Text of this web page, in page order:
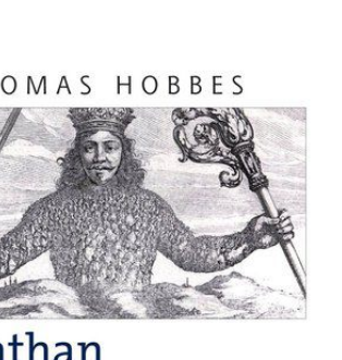
oder Wesen, Form und
kirchlichen und
Staates
hinzufügen